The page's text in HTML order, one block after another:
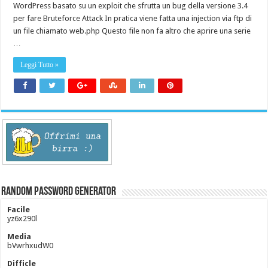
WordPress basato su un exploit che sfrutta un bug della versione 3.4
per fare Bruteforce Attack In pratica viene fatta una injection via ftp di
un file chiamato web.php Questo file non fa altro che aprire una serie
Leggi Tutto »
Random Password Generator
Facile
yz6x290l
Media
bVwrhxudW0
Difficle